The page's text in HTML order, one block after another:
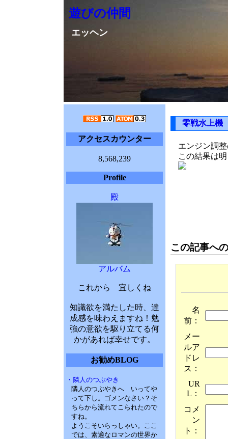
遊びの仲間
エッヘン
アクセスカウンター
8,568,239
Profile
殿
アルバム
これから 宜しくね
知識欲を満たした時、達
成感を味わえますね！勉
強の意欲を駆り立てる何
かがあれば幸せです。
お勧めBLOG
・隣人のつぶやき
隣人のつぶやきへ いってや
って下し。ゴメンなさい？そ
ちらから流れてこられたので
すね。
ようこそいらっしゃい。ここ
では、素適なロマンの世界か
零戦水上機
エンジン調
この結果は
この記事へ
名
前：
メー
ルア
ドレ
ス：
UR
L：
コメ
ン
ト：